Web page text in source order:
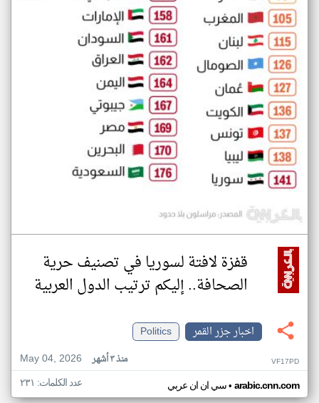
قفزة لافتة لسوريا في تصنيف حرية
الصحافة.. إليكم ترتيب الدول العربية
اخبار جزر القمر
Politics
May 04, 2026
منذ ٣ أشهر VF17PD
سي ان ان عربي• arabic.cnn.com عدد الكلمات: ٢٣١